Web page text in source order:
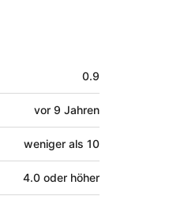
0.9
vor 9 Jahren
weniger als 10
4.0 oder höher